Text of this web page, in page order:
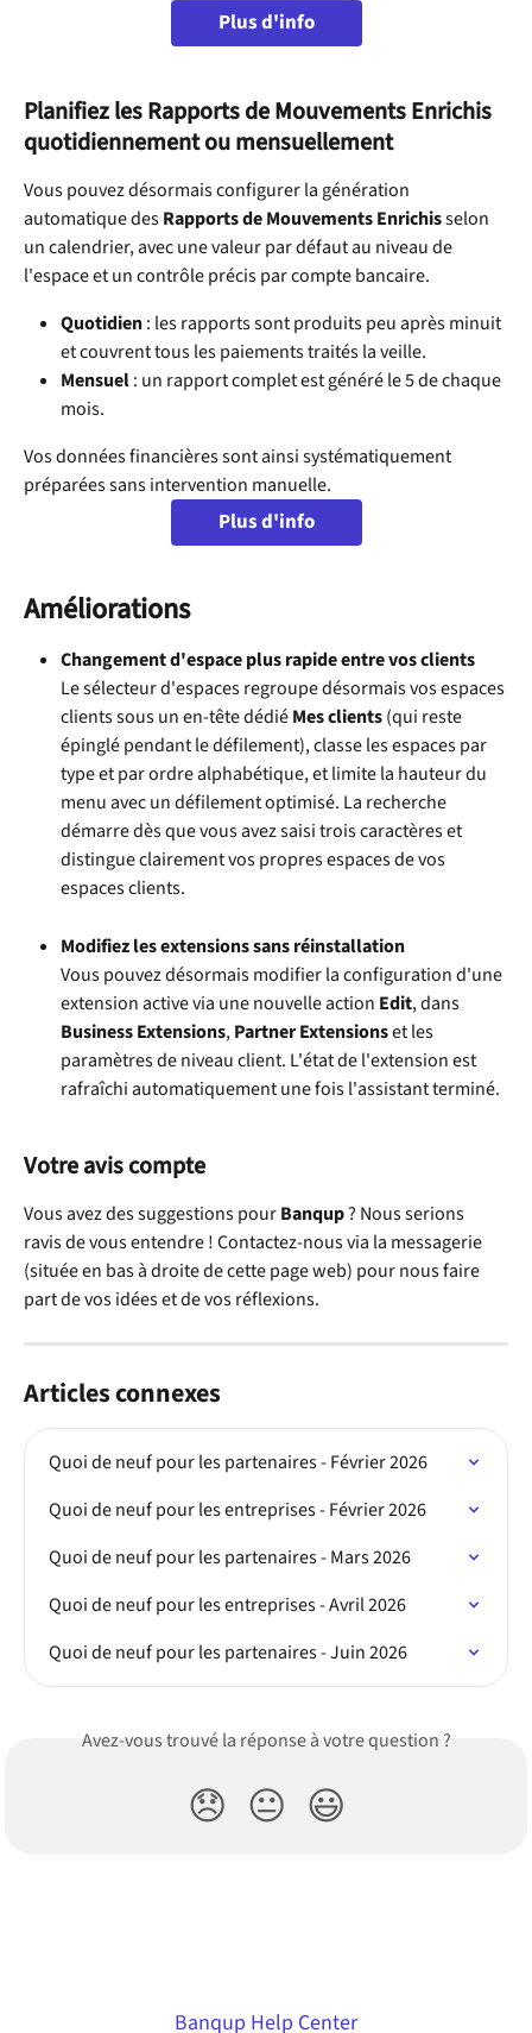
Plus d'info
Planifiez les Rapports de Mouvements Enrichis
quotidiennement ou mensuellement
Vous pouvez désormais configurer la génération
automatique des Rapports de Mouvements Enrichis selon
un calendrier, avec une valeur par défaut au niveau de
l'espace et un contrôle précis par compte bancaire.
Quotidien : les rapports sont produits peu après minuit
et couvrent tous les paiements traités la veille.
Mensuel : un rapport complet est généré le 5 de chaque
mois.
Vos données financières sont ainsi systématiquement
préparées sans intervention manuelle.
Plus d'info
Améliorations
Changement d'espace plus rapide entre vos clients
Le sélecteur d'espaces regroupe désormais vos espaces
clients sous un en-tête dédié Mes clients (qui reste
épinglé pendant le défilement), classe les espaces par
type et par ordre alphabétique, et limite la hauteur du
menu avec un défilement optimisé. La recherche
démarre dès que vous avez saisi trois caractères et
distingue clairement vos propres espaces de vos
espaces clients.
Modifiez les extensions sans réinstallation
Vous pouvez désormais modifier la configuration d'une
extension active via une nouvelle action Edit, dans
Business Extensions, Partner Extensions et les
paramètres de niveau client. L'état de l'extension est
rafraîchi automatiquement une fois l'assistant terminé.
Votre avis compte
Vous avez des suggestions pour Banqup ? Nous serions
ravis de vous entendre ! Contactez-nous via la messagerie
(située en bas à droite de cette page web) pour nous faire
part de vos idées et de vos réflexions.
Articles connexes
Quoi de neuf pour les partenaires - Février 2026
Quoi de neuf pour les entreprises - Février 2026
Quoi de neuf pour les partenaires - Mars 2026
Quoi de neuf pour les entreprises - Avril 2026
Quoi de neuf pour les partenaires - Juin 2026
Avez-vous trouvé la réponse à votre question ?
😞 😐 😃
Banqup Help Center